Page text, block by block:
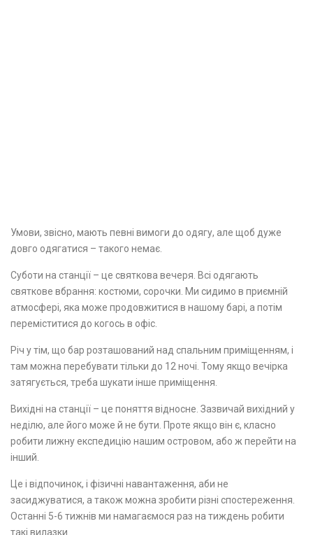
Умови, звісно, мають певні вимоги до одягу, але щоб дуже
довго одягатися – такого немає.
Суботи на станції – це святкова вечеря. Всі одягають
святкове вбрання: костюми, сорочки. Ми сидимо в приємній
атмосфері, яка може продовжитися в нашому барі, а потім
переміститися до когось в офіс.
Річ у тім, що бар розташований над спальним приміщенням, і
там можна перебувати тільки до 12 ночі. Тому якщо вечірка
затягується, треба шукати інше приміщення.
Вихідні на станції – це поняття відносне. Зазвичай вихідний у
неділю, але його може й не бути. Проте якщо він є, класно
робити лижну експедицію нашим островом, або ж перейти на
інший.
Це і відпочинок, і фізичні навантаження, аби не
засиджуватися, а також можна зробити різні спостереження.
Останні 5-6 тижнів ми намагаємося раз на тиждень робити
такі вилазки.